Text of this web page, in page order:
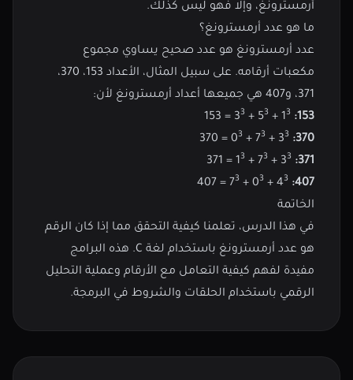
أرمسترونغ، وإلا فهو ليس كذلك.
ما هو عدد أرمسترونغ؟
عدد أرمسترونغ هو عدد صحيح يساوي مجموع
مكعبات أرقامه. على سبيل المثال، الأعداد 153، 370،
371، و407 هي جميعها أعداد أرمسترونغ لأن:
153:
3
+ 5
3
+ 3
3
= 153
370:
3
+ 7
3
+ 0
3
= 370
371:
3
+ 7
3
+ 1
3
= 371
407:
3
+ 0
3
+ 7
3
= 407
الخاتمة
في هذا الدرس، تعلمنا كيفية التحقق مما إذا كان الرقم
هو عدد أرمسترونغ باستخدام لغة C. هذه البرامج
مفيدة لفهم كيفية التعامل مع الأرقام وعملية التحليل
الرقمي باستخدام الحلقات والشروط في البرمجة.